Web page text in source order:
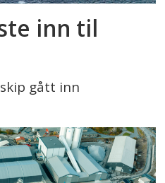
inn til
gått inn